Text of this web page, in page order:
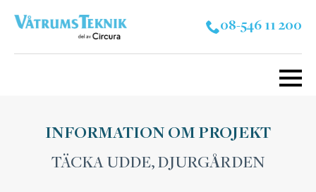
08-546 11 200
INFORMATION OM PROJEKT
TÄCKA UDDE, DJURGÅRDEN